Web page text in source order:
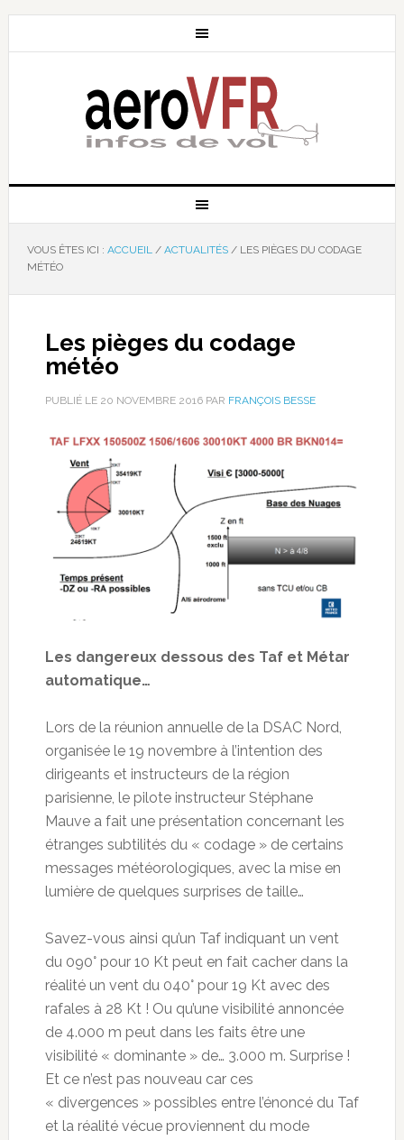
VOUS ÊTES ICI : ACCUEIL / ACTUALITÉS /LES PIÈGES DU CODAGE
MÉTÉO
Les pièges du codage
météo
PUBLIÉ LE 20 NOVEMBRE 2016PAR FRANÇOIS BESSE
Les dangereux dessous des Taf et Métar
automatique…
Lors de la réunion annuelle de la DSAC Nord,
organisée le 19 novembre à l’intention des
dirigeants et instructeurs de la région
parisienne, le pilote instructeur Stéphane
Mauve a fait une présentation concernant les
étranges subtilités du « codage » de certains
messages météorologiques, avec la mise en
lumière de quelques surprises de taille…
Savez-vous ainsi qu’un Taf indiquant un vent
du 090° pour 10 Kt peut en fait cacher dans la
réalité un vent du 040° pour 19 Kt avec des
rafales à 28 Kt ! Ou qu’une visibilité annoncée
de 4.000 m peut dans les faits être une
visibilité « dominante » de… 3.000 m. Surprise !
Et ce n’est pas nouveau car ces
« divergences » possibles entre l’énoncé du Taf
et la réalité vécue proviennent du mode